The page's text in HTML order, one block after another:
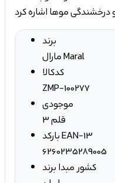
برند
مارال Maral
کدکالا
ZMP-100277
موجودی
3 قلم
بارکد EAN-13
6260235289005
کشور مبدا برند